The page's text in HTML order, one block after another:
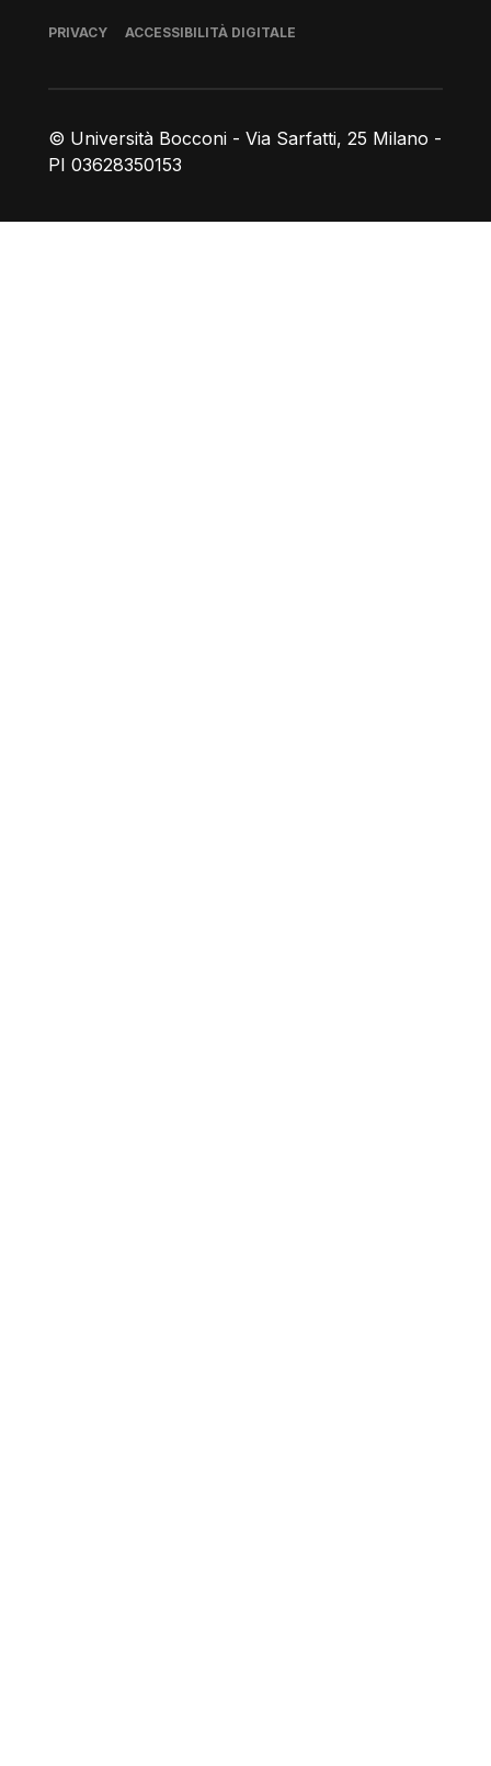
© Università Bocconi - Via Sarfatti, 25 Milano -
PI 03628350153
Piè di pagina
PRIVACY ACCESSIBILITÀ DIGITALE